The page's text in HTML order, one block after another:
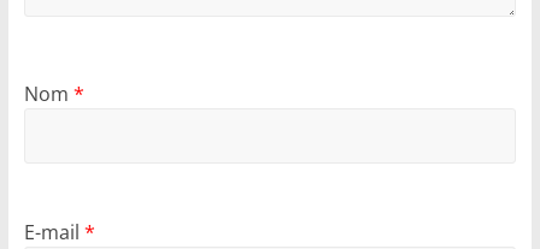
Nom *
E-mail *